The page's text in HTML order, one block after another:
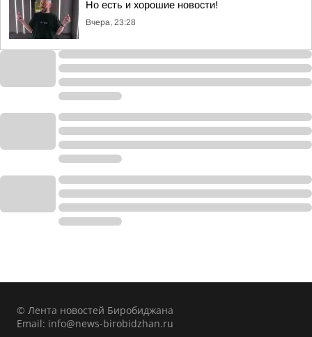
Но есть и хорошие новости!
Вчера, 23:28
© Лента новостей Биробиджана
Email: info@news-birobidzhan.ru